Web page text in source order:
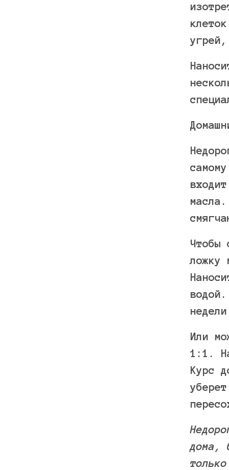
Чтобы
ложку
Или
1:1.
Курс
дома,